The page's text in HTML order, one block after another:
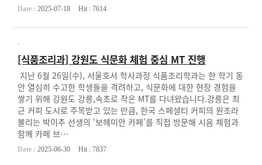
Date : 2025-07-18 Hit : 7614
[식품조리과] 강원도 식문화 체험 중심 MT 진행
지난 6월 26일(수), 서울호서 학사과정 식품조리학과는 한 학기 동
안 열심히 수고한 학생들을 격려하고, 식문화에 대한 현장 경험을
쌓기 위해 강원도 강릉,속초로 작은 MT를 다녀왔습니다.강릉은 최
근 커피 도시로 주목받고 있는 만큼, 한국 스페셜티 커피의 원조라
불리는 박이추 선생의 ‘보헤미안 카페’를 직접 방문해 시음 체험과
함께 카페 브…
Date : 2025-06-30 Hit : 7837